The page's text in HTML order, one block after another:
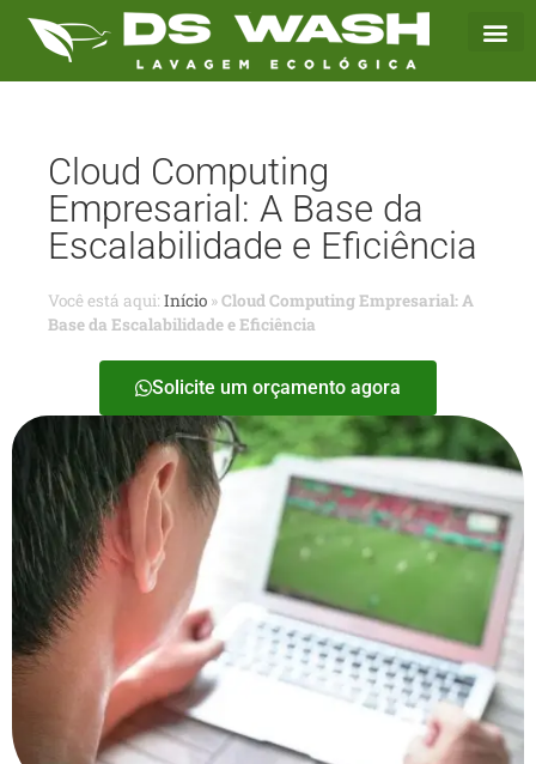
Cloud Computing
Empresarial: A Base da
Escalabilidade e Eficiência
Você está aqui: Início »Cloud Computing Empresarial: A
Base da Escalabilidade e Eficiência
Solicite um orçamento agora